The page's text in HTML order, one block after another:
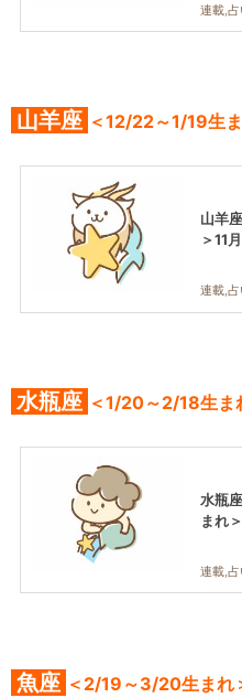
連載,
山羊座 ＜12/22～1/19生
山羊
＞11
連載,
水瓶座 ＜1/20～2/18生ま
水瓶
まれ
連載,
魚座 ＜2/19～3/20生まれ